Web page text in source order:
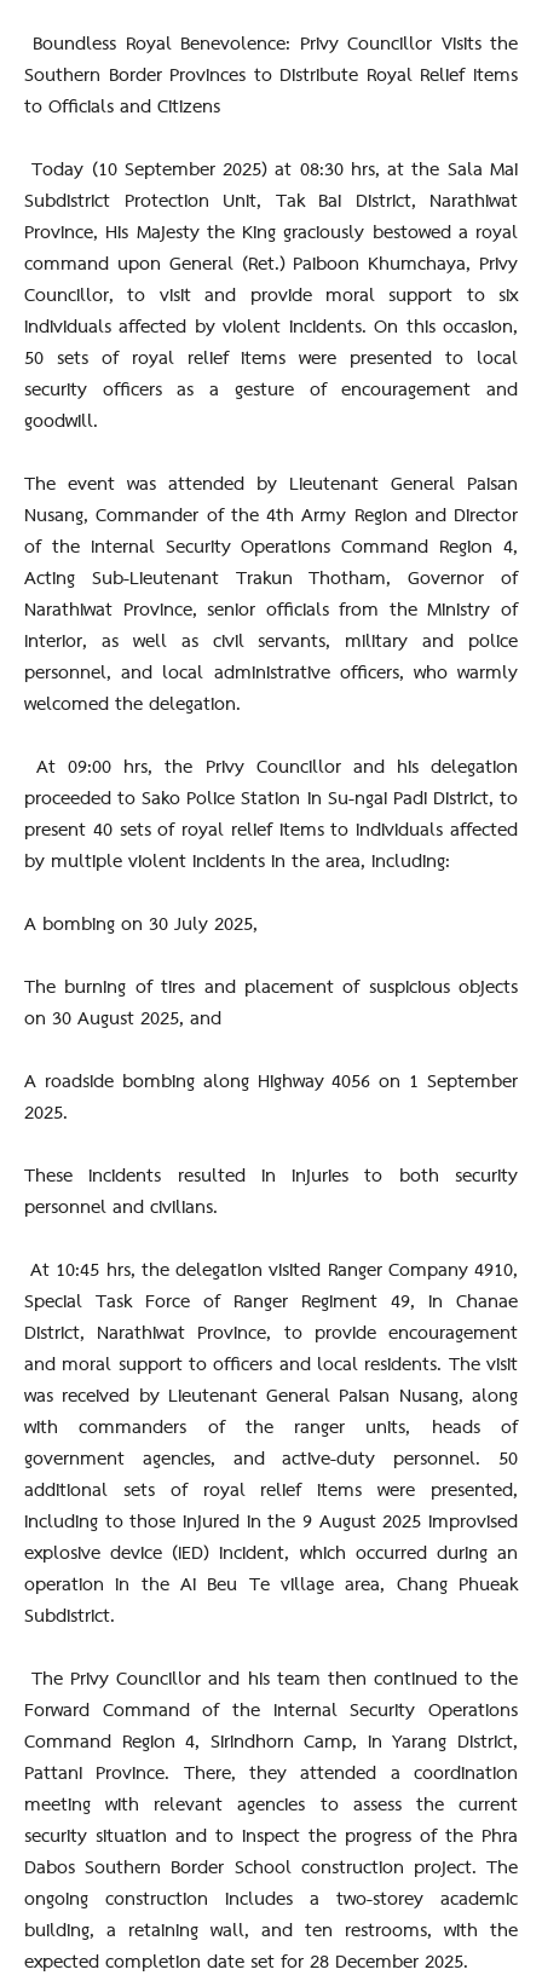
Boundless Royal Benevolence: Privy Councillor Visits the
Southern Border Provinces to Distribute Royal Relief Items
to Officials and Citizens
Today (10 September 2025) at 08:30 hrs, at the Sala Mai
Subdistrict Protection Unit, Tak Bai District, Narathiwat
Province, His Majesty the King graciously bestowed a royal
command upon General (Ret.) Paiboon Khumchaya, Privy
Councillor, to visit and provide moral support to six
individuals affected by violent incidents. On this occasion,
50 sets of royal relief items were presented to local
security officers as a gesture of encouragement and
goodwill.
The event was attended by Lieutenant General Paisan
Nusang, Commander of the 4th Army Region and Director
of the Internal Security Operations Command Region 4,
Acting Sub-Lieutenant Trakun Thotham, Governor of
Narathiwat Province, senior officials from the Ministry of
Interior, as well as civil servants, military and police
personnel, and local administrative officers, who warmly
welcomed the delegation.
At 09:00 hrs, the Privy Councillor and his delegation
proceeded to Sako Police Station in Su-ngai Padi District, to
present 40 sets of royal relief items to individuals affected
by multiple violent incidents in the area, including:
A bombing on 30 July 2025,
The burning of tires and placement of suspicious objects
on 30 August 2025, and
A roadside bombing along Highway 4056 on 1 September
2025.
These incidents resulted in injuries to both security
personnel and civilians.
At 10:45 hrs, the delegation visited Ranger Company 4910,
Special Task Force of Ranger Regiment 49, in Chanae
District, Narathiwat Province, to provide encouragement
and moral support to officers and local residents. The visit
was received by Lieutenant General Paisan Nusang, along
with commanders of the ranger units, heads of
government agencies, and active-duty personnel. 50
additional sets of royal relief items were presented,
including to those injured in the 9 August 2025 improvised
explosive device (IED) incident, which occurred during an
operation in the Ai Beu Te village area, Chang Phueak
Subdistrict.
The Privy Councillor and his team then continued to the
Forward Command of the Internal Security Operations
Command Region 4, Sirindhorn Camp, in Yarang District,
Pattani Province. There, they attended a coordination
meeting with relevant agencies to assess the current
security situation and to inspect the progress of the Phra
Dabos Southern Border School construction project. The
ongoing construction includes a two-storey academic
building, a retaining wall, and ten restrooms, with the
expected completion date set for 28 December 2025.